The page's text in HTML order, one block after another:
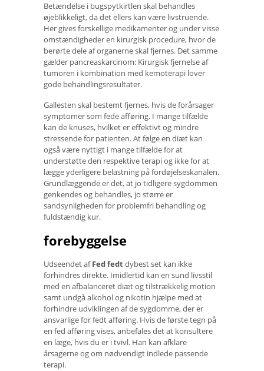
Betændelse i bugspytkirtlen skal behandles
øjeblikkeligt, da det ellers kan være livstruende.
Her gives forskellige medikamenter og under visse
omstændigheder en kirurgisk procedure, hvor de
berørte dele af organerne skal fjernes. Det samme
gælder pancreaskarcinom: Kirurgisk fjernelse af
tumoren i kombination med kemoterapi lover
gode behandlingsresultater.
Gallesten skal bestemt fjernes, hvis de forårsager
symptomer som fede afføring. I mange tilfælde
kan de knuses, hvilket er effektivt og mindre
stressende for patienten. At følge en diæt kan
også være nyttigt i mange tilfælde for at
understøtte den respektive terapi og ikke for at
lægge yderligere belastning på fordøjelseskanalen.
Grundlæggende er det, at jo tidligere sygdommen
genkendes og behandles, jo større er
sandsynligheden for problemfri behandling og
fuldstændig kur.
forebyggelse
Udseendet afFed fedtdybest set kan ikke
forhindres direkte. Imidlertid kan en sund livsstil
med en afbalanceret diæt og tilstrækkelig motion
samt undgå alkohol og nikotin hjælpe med at
forhindre udviklingen af ​​de sygdomme, der er
ansvarlige for fedt afføring. Hvis de første tegn på
en fed afføring vises, anbefales det at konsultere
en læge, hvis du er i tvivl. Han kan afklare
årsagerne og om nødvendigt indlede passende
terapi.